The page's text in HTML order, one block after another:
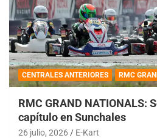
CENTRALES ANTERIORES RMC
RMC GRAND NATIONALS:
capítulo en Sunchales
26 julio, 2026 E-Kart